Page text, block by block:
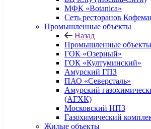
МФК «Botanica»
Сеть ресторанов
Промышленные объекты
Назад
Промышленные объекты
ГОК «Озерный»
ГОК «Култуминский»
Амурский ГПЗ
ПАО «Северсталь»
Амурский
(АГХК)
Московский НПЗ
Газохимический
Жилые объекты